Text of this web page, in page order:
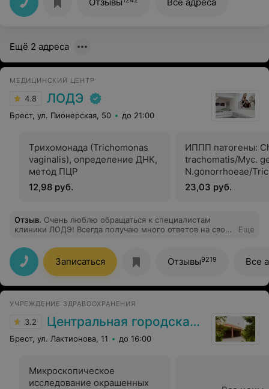
Ещё 2 адреса
МЕДИЦИНСКИЙ ЦЕНТР
4.8 ЛОДЭ
Брест, ул. Пионерская, 50 до 21:00
Трихомонада (Trichomonas
vaginalis), определение ДНК,
метод ПЦР
12,98 руб.
ИППП патогены:
trachomatis/Myc.
N.gonorrhoeae/
vaginalis
23,03 руб.
Отзыв. Очень люблю обращаться к специалистам
клиники ЛОДЭ! Всегда получаю много ответов на свои
профессионалы в своей области и в отношениях с
пациентами. Никогда не грубили, не смотрели как на
дурочку, когда я задавала вопросы. Рекомендую !
Еще
Записаться Отзывы9219 Все
УЧРЕЖДЕНИЕ ЗДРАВООХРАНЕНИЯ
3.2 Центральная городская больница
Брест, ул. Лактионова, 11 до 16:00
Микроскопическое
исследование окрашенных